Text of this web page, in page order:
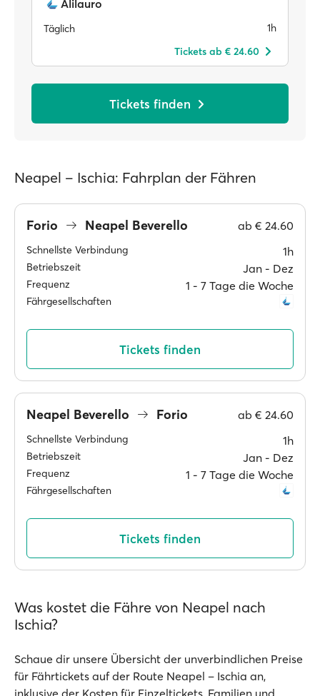
Alilauro
Täglich
1h
Tickets ab € 24.60
Tickets finden
Neapel – Ischia: Fahrplan der Fähren
Forio Neapel Beverello ab € 24.60
Schnellste Verbindung 1h
Betriebszeit Jan ‐ Dez
Frequenz 1 ‐ 7 Tage die Woche
Fährgesellschaften
Tickets finden
Neapel Beverello Forio ab € 24.60
Schnellste Verbindung 1h
Betriebszeit Jan ‐ Dez
Frequenz 1 ‐ 7 Tage die Woche
Fährgesellschaften
Tickets finden
Was kostet die Fähre von Neapel nach
Ischia?
Schaue dir unsere Übersicht der unverbindlichen Preise
für Fährtickets auf der Route Neapel – Ischia an,
inklusive der Kosten für Einzeltickets, Familien und